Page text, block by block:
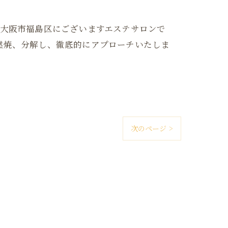
市福島区にございますエステサロンで
、分解し、徹底的にアプローチいたしま
次のページ >